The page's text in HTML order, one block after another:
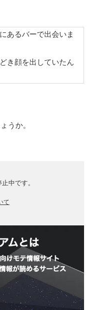
あるバーで出会いま
き顔を出していたん
うか。
中です。
て